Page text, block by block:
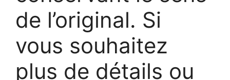
de l’original. Si
vous souhaitez
plus de détails ou